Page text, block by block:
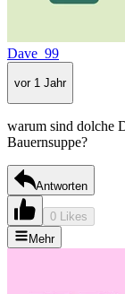
Dave_99
vor 1 Jahr
warum sind dolche
Bauernsuppe?
Antworten
0 Likes
Mehr